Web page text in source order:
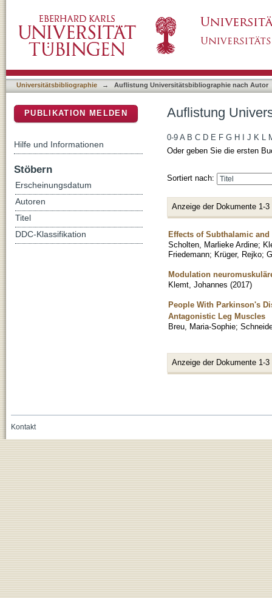
Universitätsbibliographie → Auflistung Universitätsbibliographie nach Autor
Auflistung
0-9 A B C D E F G H J K L
Oder geben Sie die ersten
Sortiert nach:
Anzeige der Dokumente 1-3
Effects of Subthalamic
Scholten, Marlieke Ardine;
Friedemann; Krüger, Rejko;
Modulation
Klemt, Johannes (2017)
People With Parkinson's
Antagonistic Leg Muscles
Breu, Maria-Sophie;
Anzeige der Dokumente 1-3
PUBLIKATION MELDEN
Hilfe und Informationen
Stöbern
Erscheinungsdatum
Autoren
Titel
DDC-Klassifikation
Kontakt